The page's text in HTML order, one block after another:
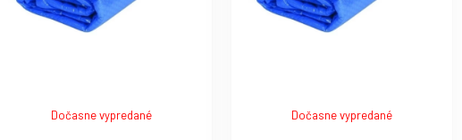
Dočasne vypredané Dočasne vypredané